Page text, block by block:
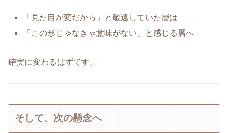
「見た目が変だから」と敬遠していた層は
「この形じゃなきゃ意味がない」と感じる層へ
確実に変わるはずです。
そして、次の懸念へ